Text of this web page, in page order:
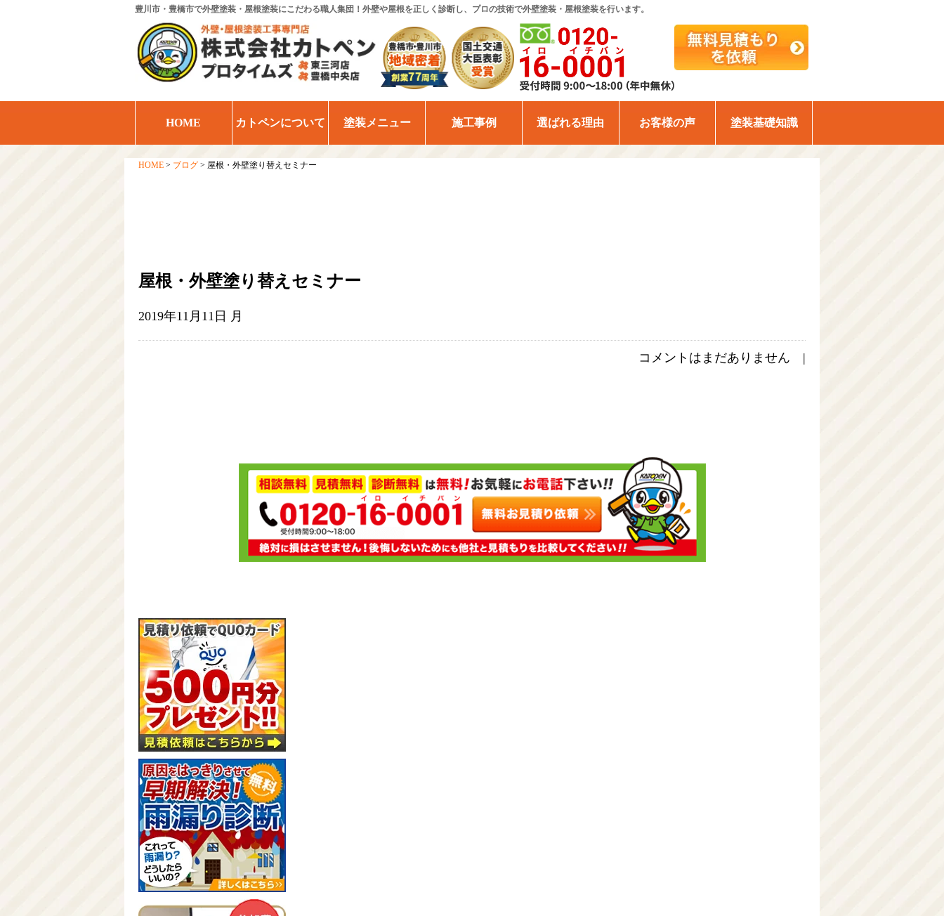
豊川市・豊橋市で外壁塗装・屋根塗装にこだわる職人集団！外壁や屋根を正しく診断し、プロの技術で外壁塗装・屋根塗装を行います。
HOME カトペンについて 塗装メニュー 施工事例 選ばれる理由 お客様の声 塗装基礎知識
HOME > ブログ > 屋根・外壁塗り替えセミナー
屋根・外壁塗り替えセミナー
2019年11月11日 月
コメントはまだありません |